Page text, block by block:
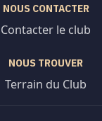
NOUS CONTACTER
Contacter le club
NOUS TROUVER
Terrain du Club